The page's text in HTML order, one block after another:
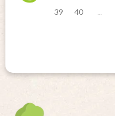
39 40